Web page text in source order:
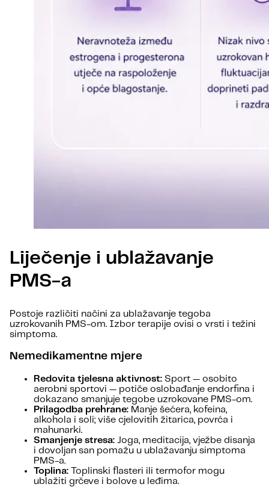
Liječenje i ublažavanje
PMS-a
Postoje različiti načini za ublažavanje tegoba
uzrokovanih PMS-om. Izbor terapije ovisi o vrsti i težini
simptoma.
Nemedikamentne mjere
Redovita tjelesna aktivnost: Sport — osobito
aerobni sportovi — potiče oslobađanje endorfina i
dokazano smanjuje tegobe uzrokovane PMS-om.
Prilagodba prehrane: Manje šećera, kofeina,
alkohola i soli; više cjelovitih žitarica, povrća i
mahunarki.
Smanjenje stresa: Joga, meditacija, vježbe disanja
i dovoljan san pomažu u ublažavanju simptoma
PMS-a.
Toplina: Toplinski flasteri ili termofor mogu
ublažiti grčeve i bolove u leđima.